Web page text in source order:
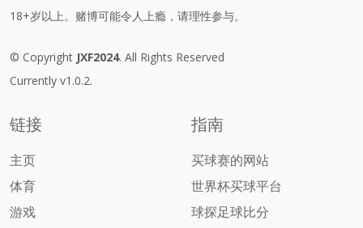
18+岁以上。赌博可能令人上瘾，请理性参与。
© Copyright JXF2024. All Rights Reserved
Currently v1.0.2.
链接
主页
体育
游戏
指南
买球赛的网站
世界杯买球平台
球探足球比分